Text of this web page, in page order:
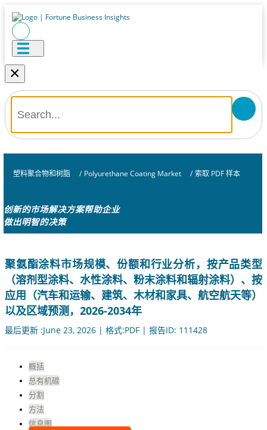
×
塑料聚合物和树脂 / Polyurethane Coating Market / 索取 PDF 样本
创新的市场解决方案帮助企业
做出明智的决策
聚氨酯涂料市场规模、份额和行业分析，按产品类型
（溶剂型涂料、水性涂料、粉末涂料和辐射涂料）、按
应用（汽车和运输、建筑、木材和家具、航空航天等）
以及区域预测，2026-2034年
最后更新 :June 23, 2026 | 格式:PDF | 报告ID: 111428
概括
总有机碳
分割
方法
信息图